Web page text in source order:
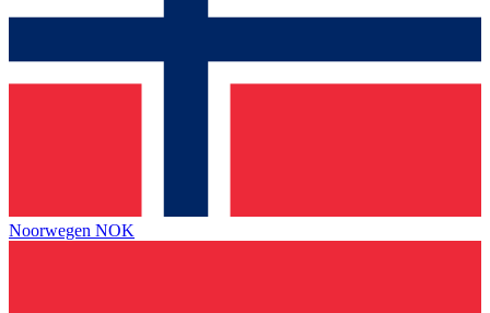
Noorwegen NOK